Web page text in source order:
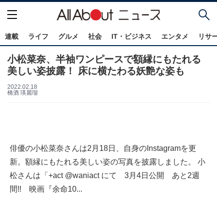
連載 ライフ グルメ 社会 IT・ビジネス エンタメ リサ
小松菜奈、半袖ワンピースで額縁にもたれる
美しい姿披露！ 床に横たわる妖艶な姿も
2022.02.18
橋酒 瑛麗瑠
俳優の小松菜奈さんは2月18日、自身のInstagramを更
新。額縁にもたれる美しい姿の写真を披露しました。 小
松さんは「+act @waniact にて 3月4日公開 あと2週
間!! 映画『余命10...